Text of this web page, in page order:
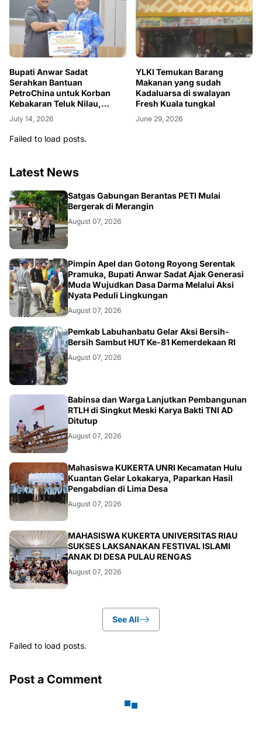
Bupati Anwar Sadat
Serahkan Bantuan
PetroChina untuk Korban
Kebakaran Teluk Nilau,
Wujud Sinergi Pemerintah
dan Dunia Usaha
July 14, 2026
YLKI Temukan Barang
Makanan yang sudah
Kadaluarsa di swalayan
Fresh Kuala tungkal
June 29, 2026
Failed to load posts.
Latest News
BANGKO
Satgas Gabungan Berantas PETI Mulai
Bergerak di Merangin
August 07, 2026
BERITA
Pimpin Apel dan Gotong Royong Serentak
Pramuka, Bupati Anwar Sadat Ajak Generasi
Muda Wujudkan Dasa Darma Melalui Aksi
Nyata Peduli Lingkungan
August 07, 2026
BERITA
Pemkab Labuhanbatu Gelar Aksi Bersih-
Bersih Sambut HUT Ke-81 Kemerdekaan RI
August 07, 2026
Babinsa dan Warga Lanjutkan Pembangunan
RTLH di Singkut Meski Karya Bakti TNI AD
Ditutup
August 07, 2026
ARTIKEL
Mahasiswa KUKERTA UNRI Kecamatan Hulu
Kuantan Gelar Lokakarya, Paparkan Hasil
Pengabdian di Lima Desa
August 07, 2026
ARTIKEL
MAHASISWA KUKERTA UNIVERSITAS RIAU
SUKSES LAKSANAKAN FESTIVAL ISLAMI
ANAK DI DESA PULAU RENGAS
August 07, 2026
See All
Failed to load posts.
Post a Comment